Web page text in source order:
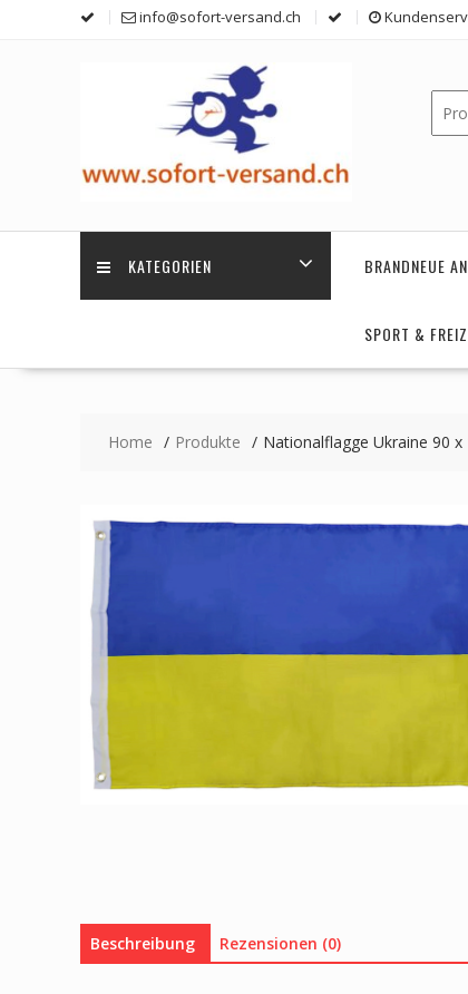
info@sofort-versand.ch
KATEGORIEN BRANDNEUE
SPORT &
Home Produkte Nationalflagge Ukraine 90 x
Beschreibung Rezensionen (0)